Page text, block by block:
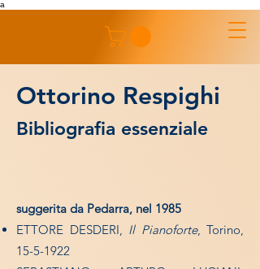
a
Ottorino Respighi
Bibliografia essenziale
suggerita da Pedarra, nel 1985
ETTORE DESDERI, Il Pianoforte, Torino,
15-5-1922